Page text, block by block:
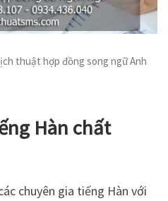
thuật hợp đồng song ngữ Anh
Hàn chất
chuyên gia tiếng Hàn với